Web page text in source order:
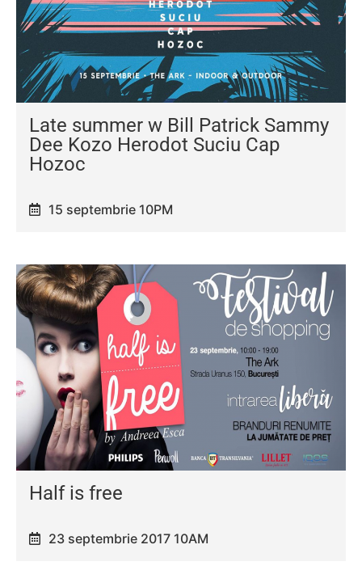
Late summer w Bill Patrick Sammy
Dee Kozo Herodot Suciu Cap
Hozoc
15 septembrie 10PM
Half is free
23 septembrie 2017 10AM